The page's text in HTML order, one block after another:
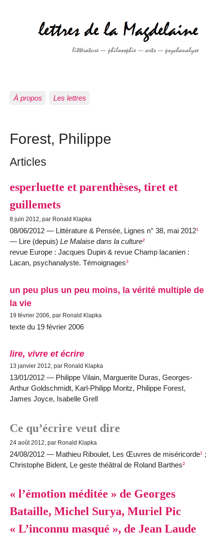
À propos Les lettres
Forest, Philippe
Articles
esperluette et parenthèses, tiret et
guillemets
8 juin 2012, par Ronald Klapka
08/06/2012 — Littérature & Pensée, Lignes n° 38, mai 2012¹
— Lire (depuis) Le Malaise dans la culture²
revue Europe : Jacques Dupin & revue Champ lacanien :
Lacan, psychanalyste. Témoignages³
un peu plus un peu moins, la vérité multiple de
la vie
19 février 2006, par Ronald Klapka
texte du 19 février 2006
lire, vivre et écrire
13 janvier 2012, par Ronald Klapka
13/01/2012 — Philippe Vilain, Marguerite Duras, Georges-
Arthur Goldschmidt, Karl-Philipp Moritz, Philippe Forest,
James Joyce, Isabelle Grell
Ce qu’écrire veut dire
24 août 2012, par Ronald Klapka
24/08/2012 — Mathieu Riboulet, Les Œuvres de miséricorde¹ ;
Christophe Bident, Le geste théâtral de Roland Barthes²
« l’émotion méditée » de Georges
Bataille, Michel Surya, Muriel Pic
« L’inconnu masqué », de Jean Laude